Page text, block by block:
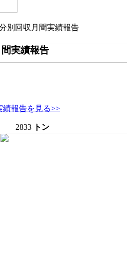
別回収月間実績報告
績報告を見る>>
2833 トン